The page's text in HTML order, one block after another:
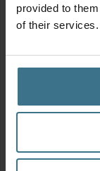
provided to
of their services.
MIX &